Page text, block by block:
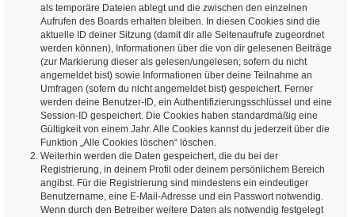
als temporäre Dateien ablegt und die zwischen den einzelnen
Aufrufen des Boards erhalten bleiben. In diesen Cookies sind die
aktuelle ID deiner Sitzung (damit dir alle Seitenaufrufe zugeordnet
werden können), Informationen über die von dir gelesenen Beiträge
(zur Markierung dieser als gelesen/ungelesen; sofern du nicht
angemeldet bist) sowie Informationen über deine Teilnahme an
Umfragen (sofern du nicht angemeldet bist) gespeichert. Ferner
werden deine Benutzer-ID, ein Authentifizierungsschlüssel und eine
Session-ID gespeichert. Die Cookies haben standardmäßig eine
Gültigkeit von einem Jahr. Alle Cookies kannst du jederzeit über die
Funktion „Alle Cookies löschen“ löschen.
Weiterhin werden die Daten gespeichert, die du bei der
Registrierung, in deinem Profil oder deinem persönlichem Bereich
angibst. Für die Registrierung sind mindestens ein eindeutiger
Benutzername, eine E-Mail-Adresse und ein Passwort notwendig.
Wenn durch den Betreiber weitere Daten als notwendig festgelegt